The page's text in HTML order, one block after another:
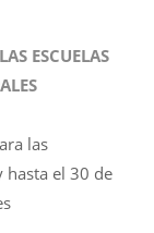
ESCUELAS
las
hasta el 30 de